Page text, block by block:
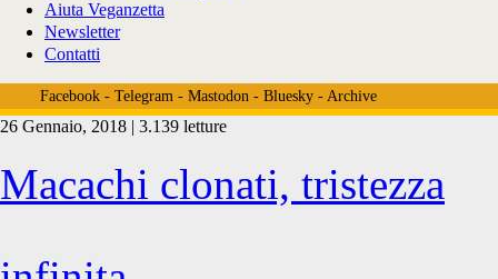
Aiuta Veganzetta
Newsletter
Contatti
Facebook- Telegram- Mastodon- Bluesky- Archive
Tag:
<span>metodo
26 Gennaio, 2018 | 3.139 letture
Macachi clonati, tristezza